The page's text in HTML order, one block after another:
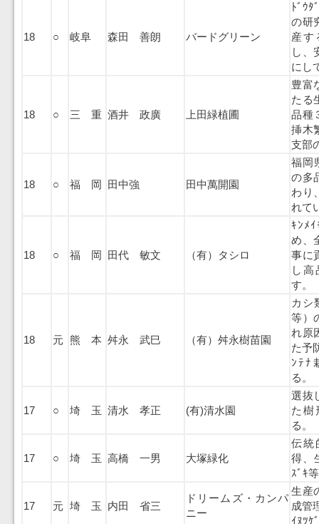
18 ○ 岐阜 森田 善朗 バードグリーン
ﾄﾞｳﾀ
の研
産す
し、
にし
18 ○ 三 重 酒井 政廣 上田緑植圃
豊富
たる
品種
挿木
支部
18 ○ 福 岡 田中強 田中萬開園
福岡
の多
わり
れて
18 ○ 福 岡 田代 敏文 （有）タシロ
ｷﾝﾒ
め、
事に
し
す。
18 元 熊 本 舛永 武巳 （有）舛永樹苗園
カシ
等）
れ原
た予
ﾝﾃﾅ
る。
17 ○ 埼 玉 清水 孝正 (有)清水園
選抜
た樹
る。
17 ○ 埼 玉 高橋 一男 大塚緑化
伝統
得、
ｽﾞｷ
17 元 埼 玉 内田 省三
ドリームズ・カンパ
ニー
生産
成管
ｲﾇﾂｹ